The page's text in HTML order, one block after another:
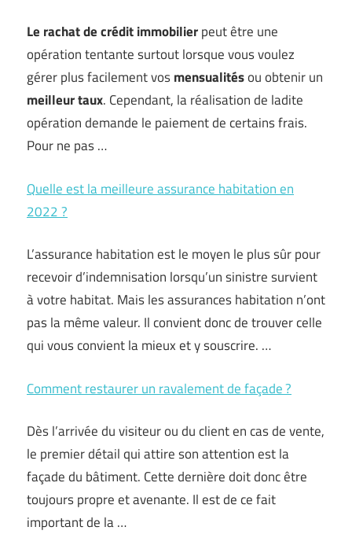
Le rachat de crédit immobilierpeut être une
opération tentante surtout lorsque vous voulez
gérer plus facilement vosmensualitésou obtenir un
meilleur taux. Cependant, la réalisation de ladite
opération demande le paiement de certains frais.
Pour ne pas …
Quelle est la meilleure assurance habitation en
2022 ?
L’assurance habitation est le moyen le plus sûr pour
recevoir d’indemnisation lorsqu’un sinistre survient
à votre habitat. Mais les assurances habitation n’ont
pas la même valeur. Il convient donc de trouver celle
qui vous convient la mieux et y souscrire. …
Comment restaurer un ravalement de façade ?
Dès l’arrivée du visiteur ou du client en cas de vente,
le premier détail qui attire son attention est la
façade du bâtiment. Cette dernière doit donc être
toujours propre et avenante. Il est de ce fait
important de la …